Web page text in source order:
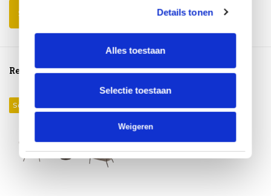
Details tonen
Alles toestaan
Selectie toestaan
Weigeren
Schrijf je eigen review
Reeds bekeken
Sale 15%